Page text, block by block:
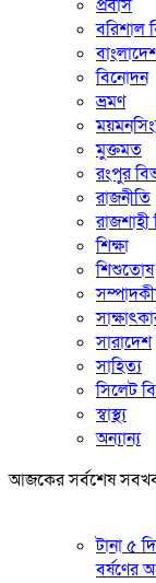
প্রবাস
বরিশাল
বিনোদন
ভ্রমণ
মুক্তমত
রংপুর
রাজনীতি
রাজশাহী
শিক্ষা
শিশুতোষ
সারাদেশ
সাহিত্য
সিলেট
স্বাস্থ্য
অন্যান্য
আজকের সর্বশেষ
টানা ৫
বর্ষণের